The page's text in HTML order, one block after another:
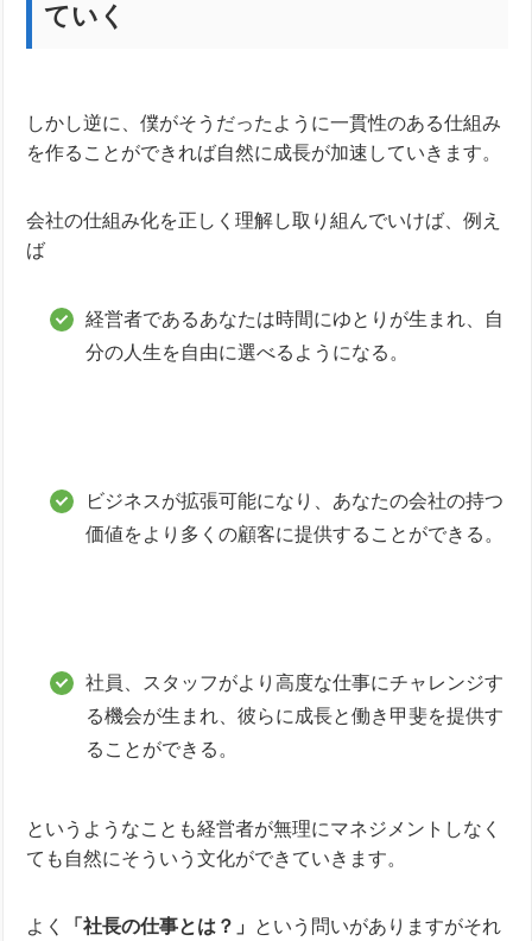
ていく
しかし逆に、僕がそうだったように一貫性のある仕組み
を作ることができれば自然に成長が加速していきます。
会社の仕組み化を正しく理解し取り組んでいけば、例え
ば
経営者であるあなたは時間にゆとりが生まれ、自
分の人生を自由に選べるようになる。
ビジネスが拡張可能になり、あなたの会社の持つ
価値をより多くの顧客に提供することができる。
社員、スタッフがより高度な仕事にチャレンジす
る機会が生まれ、彼らに成長と働き甲斐を提供す
ることができる。
というようなことも経営者が無理にマネジメントしなく
ても自然にそういう文化ができていきます。
よく 「社長の仕事とは？」 という問いがありますがそれ